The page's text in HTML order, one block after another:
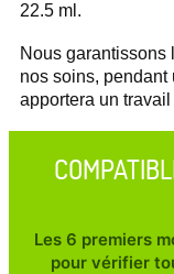
22.5 ml.
Nous garantissons
nos soins, pendant
apportera un
Les 6 premiers
pour vérifier